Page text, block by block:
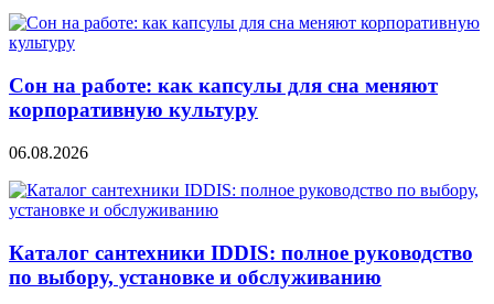
Сон на работе: как капсулы для сна меняют
корпоративную культуру
06.08.2026
Каталог сантехники IDDIS: полное руководство
по выбору, установке и обслуживанию